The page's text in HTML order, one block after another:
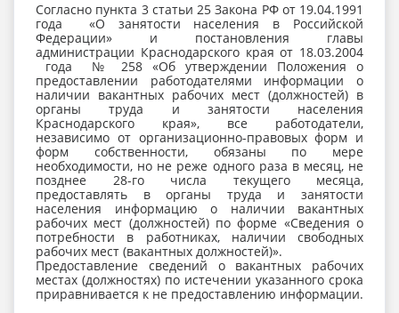
Согласно пункта 3 статьи 25 Закона РФ от 19.04.1991
года «О занятости населения в Российской
Федерации» и постановления главы
администрации Краснодарского края от 18.03.2004
года № 258 «Об утверждении Положения о
предоставлении работодателями информации о
наличии вакантных рабочих мест (должностей) в
органы труда и занятости населения
Краснодарского края», все работодатели,
независимо от организационно-правовых форм и
форм собственности, обязаны по мере
необходимости, но не реже одного раза в месяц, не
позднее 28-го числа текущего месяца,
предоставлять в органы труда и занятости
населения информацию о наличии вакантных
рабочих мест (должностей) по форме «Сведения о
потребности в работниках, наличии свободных
рабочих мест (вакантных должностей)».
Предоставление сведений о вакантных рабочих
местах (должностях) по истечении указанного срока
приравнивается к не предоставлению информации.